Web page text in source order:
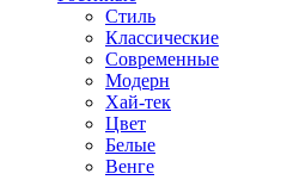
Стиль
Классические
Современные
Модерн
Хай-тек
Цвет
Белые
Венге